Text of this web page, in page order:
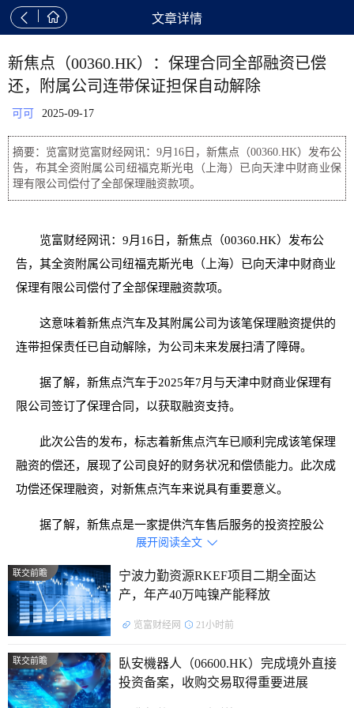
  文章详情
新焦点（00360.HK）：保理合同全部融资已偿
还，附属公司连带保证担保自动解除
可可 2025-09-17
摘要：览富财览富财经网讯：9月16日，新焦点（00360.HK）发布公
告，布其全资附属公司纽福克斯光电（上海）已向天津中财商业保
理有限公司偿付了全部保理融资款项。
览富财经网讯：9月16日，新焦点（00360.HK）发布公
告，其全资附属公司纽福克斯光电（上海）已向天津中财商业
保理有限公司偿付了全部保理融资款项。
这意味着新焦点汽车及其附属公司为该笔保理融资提供的
连带担保责任已自动解除，为公司未来发展扫清了障碍。
据了解，新焦点汽车于2025年7月与天津中财商业保理有
限公司签订了保理合同，以获取融资支持。
此次公告的发布，标志着新焦点汽车已顺利完成该笔保理
融资的偿还，展现了公司良好的财务状况和偿债能力。此次成
功偿还保理融资，对新焦点汽车来说具有重要意义。
据了解，新焦点是一家提供汽车售后服务的投资控股公
展开阅读全文 
联交前瞻
宁波力勤资源RKEF项目二期全面达
产，年产40万吨镍产能释放
览富财经网 21小时前
联交前瞻
臥安機器人（06600.HK）完成境外直接
投资备案，收购交易取得重要进展